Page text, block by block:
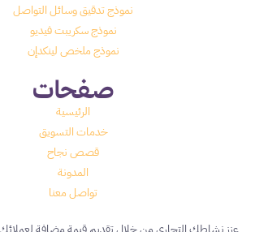
نموذج تدقيق وسائل التواصل
نموذج سكريبت فيديو
نموذج ملخص لينكدإن
صفحات
الرئيسية
خدمات التسويق
قصص نجاح
المدونة
تواصل معنا